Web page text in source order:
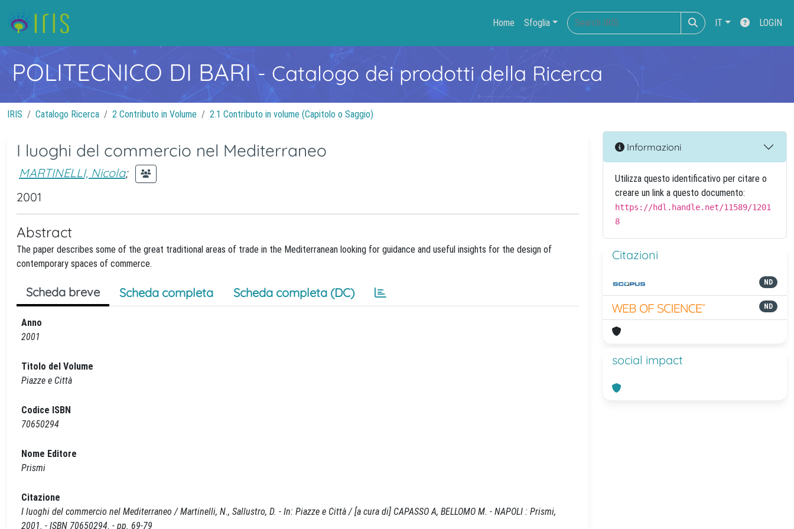
Home Sfoglia IT LOGIN
POLITECNICO DI BARI- Catalogo dei prodotti della Ricerca
IRIS Catalogo Ricerca 2 Contributo in Volume 2.1 Contributo in volume (Capitolo o Saggio)
I luoghi del commercio nel Mediterraneo
MARTINELLI, Nicola;
2001
Abstract
The paper describes some of the great traditional areas of trade in the Mediterranean looking for guidance and useful insights for the design of
contemporary spaces of commerce.
Scheda breve Scheda completa Scheda completa (DC)
Anno
2001
Titolo del Volume
Piazze e Città
Codice ISBN
70650294
Nome Editore
Prismi
Citazione
I luoghi del commercio nel Mediterraneo / Martinelli, N., Sallustro, D. - In: Piazze e Città / [a cura di] CAPASSO A, BELLOMO M. - NAPOLI : Prismi,
2001. - ISBN 70650294. - pp. 69-79
Informazioni
Utilizza questo identificativo per citare o
creare un link a questo documento:
https://hdl.handle.net/11589/1201
8
Citazioni
ND
ND
social impact